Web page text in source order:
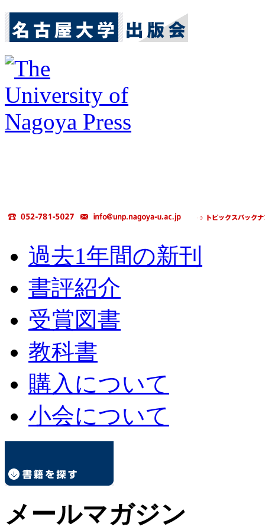
過去1年間の新刊
書評紹介
受賞図書
教科書
購入について
小会について
メールマガジン